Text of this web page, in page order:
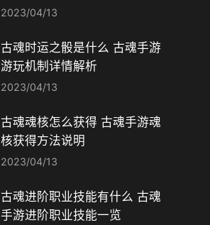
2023/04/13
古魂时运之骰是什么 古魂手游
游玩机制详情解析
2023/04/13
古魂魂核怎么获得 古魂手游魂
核获得方法说明
2023/04/13
古魂进阶职业技能有什么 古魂
手游进阶职业技能一览